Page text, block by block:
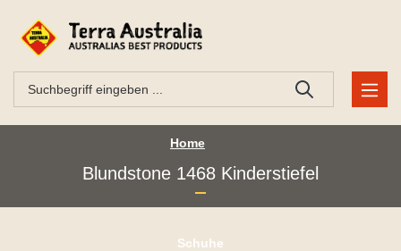
Home
Blundstone 1468 Kinderstiefel
Schuhe